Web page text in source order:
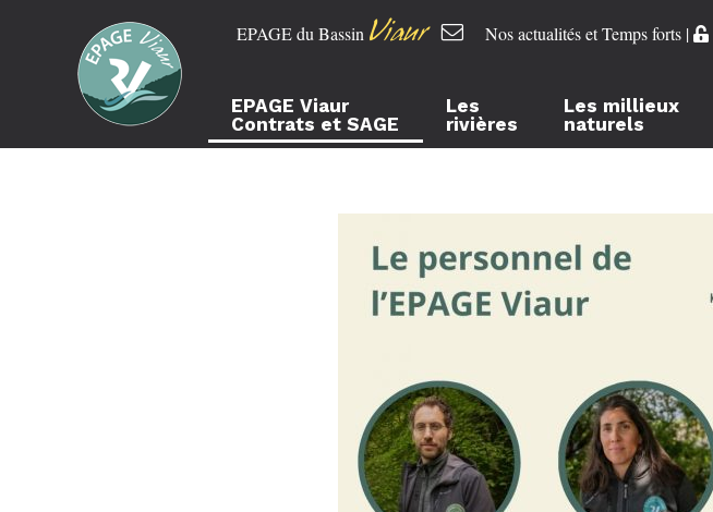
EPAGE du Bassin Viaur Nos actualités et Temps forts |
EPAGE Viaur
Contrats et SAGE
Les
rivières
Les millieux
naturels